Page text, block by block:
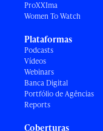
ProXXIma
Women To Watch
Plataformas
Podcasts
Vídeos
Webinars
Banca Digital
Portfólio de Agências
Reports
Coberturas